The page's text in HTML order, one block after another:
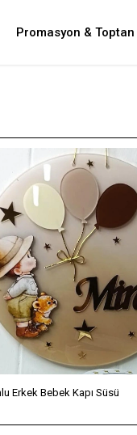
Promasyon &
Erkek Bebek Kapı Süsü